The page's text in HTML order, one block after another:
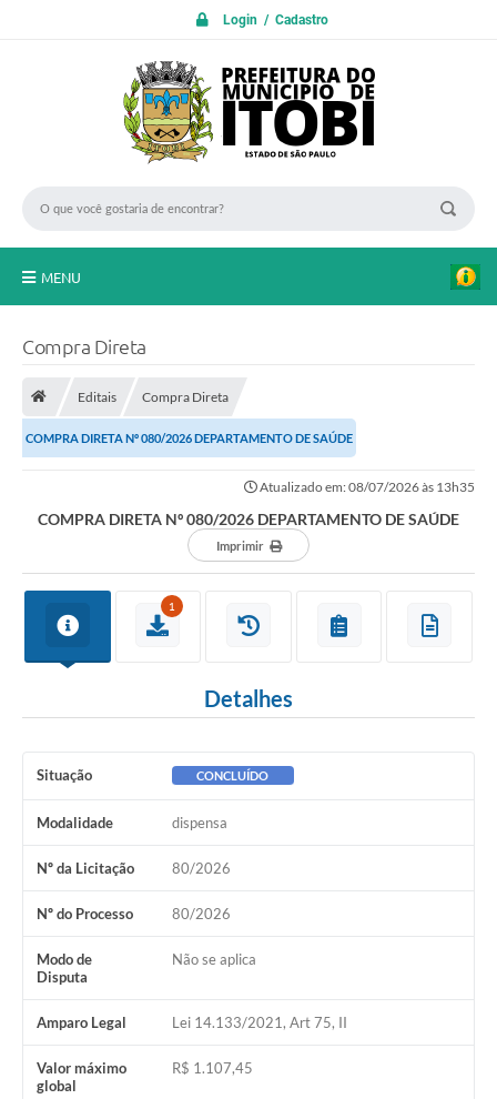
Login / Cadastro
MENU
A Nossa Cidade
LEIS MUNICIPAIS
Diário Oficial
Serviços Online
Contas Públicas
SIC
HISTÓRICO - ADM
Relação de Cargos e Salários
Galeria de Fotos
Audiências Públicas
IPTU
Compra Direta
Editais Compra Direta
COMPRA DIRETA Nº 080/2026 DEPARTAMENTO DE SAÚDE
Atualizado em: 08/07/2026 às 13h35
COMPRA DIRETA Nº 080/2026 DEPARTAMENTO DE SAÚDE
Imprimir
1
Detalhes
Situação CONCLUÍDO
Modalidade dispensa
Nº da Licitação 80/2026
Nº do Processo 80/2026
Modo de
Disputa
Não se aplica
Amparo Legal Lei 14.133/2021, Art 75, II
Valor máximo
global
R$ 1.107,45